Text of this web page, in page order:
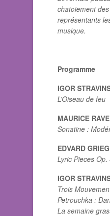
chatoiement
représentants
musique.
Programme
IGOR
L’Oiseau de feu
MAURICE
Sonatine :
EDVARD GRIEG
Lyric Pieces Op.
IGOR
Trois
Petrouchka :
La semaine